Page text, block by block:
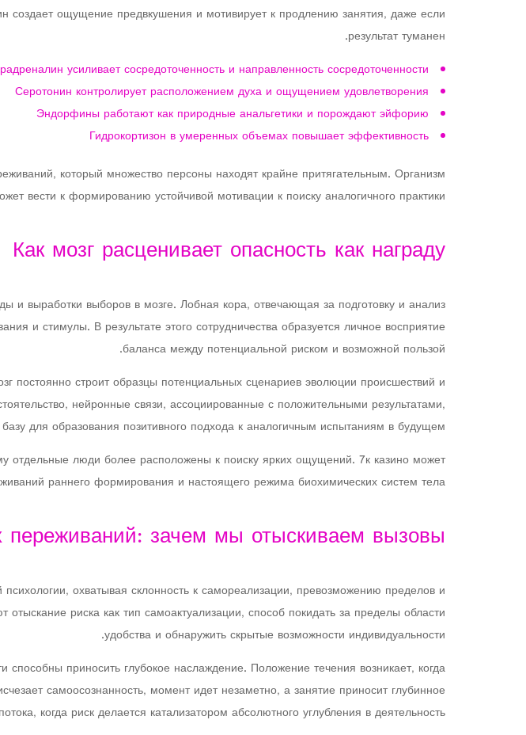
создает ощущение предвкушения и мотивирует к продлению занятия, даже если
результат туманен.
усиливает сосредоточенность и направленность сосредоточенности
Серотонин контролирует расположением духа и ощущением удовлетворения
Эндорфины работают как природные анальгетики и порождают эйфорию
Гидрокортизон в умеренных объемах повышает эффективность
который множество персоны находят крайне притягательным. Организм
вести к формированию устойчивой мотивации к поиску аналогичного практики.
Как мозг расценивает опасность как награду
выработки выборов в мозге. Лобная кора, отвечающая за подготовку и анализ
и стимулы. В результате этого сотрудничества образуется личное восприятие
баланса между потенциальной риском и возможной пользой.
постоянно строит образцы потенциальных сценариев эволюции происшествий и
нейронные связи, ассоциированные с положительными результатами,
для образования позитивного подхода к аналогичным испытаниям в будущем.
отдельные люди более расположены к поиску ярких ощущений. 7к казино может
раннего формирования и настоящего режима биохимических систем тела.
переживаний: зачем мы отыскиваем вызовы
охватывая склонность к самореализации, превозможению пределов и
риска как тип самоактуализации, способ покидать за пределы области
удобства и обнаружить скрытые возможности индивидуальности.
приносить глубокое наслаждение. Положение течения возникает, когда
самоосознанность, момент идет незаметно, а занятие приносит глубинное
когда риск делается катализатором абсолютного углубления в деятельность.